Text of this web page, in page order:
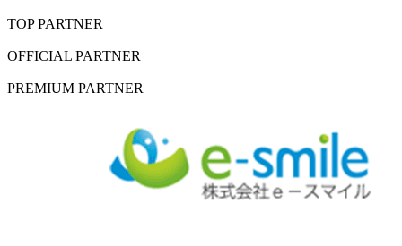
TOP PARTNER
OFFICIAL PARTNER
PREMIUM PARTNER